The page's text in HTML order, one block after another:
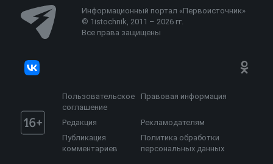
Информационный портал «Первоисточник»
© 1istochnik, 2011 – 2026 гг.
Все права защищены
Пользовательское
соглашение
Правовая информация
Редакция
Рекламодателям
Публикация
комментариев
Политика обработки
персональных данных